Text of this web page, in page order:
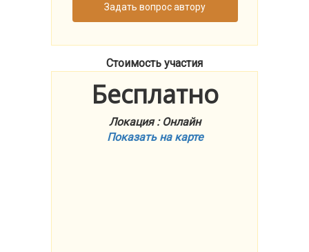
Задать вопрос автору
Стоимость участия
Бесплатно
Локация : Онлайн
Показать на карте